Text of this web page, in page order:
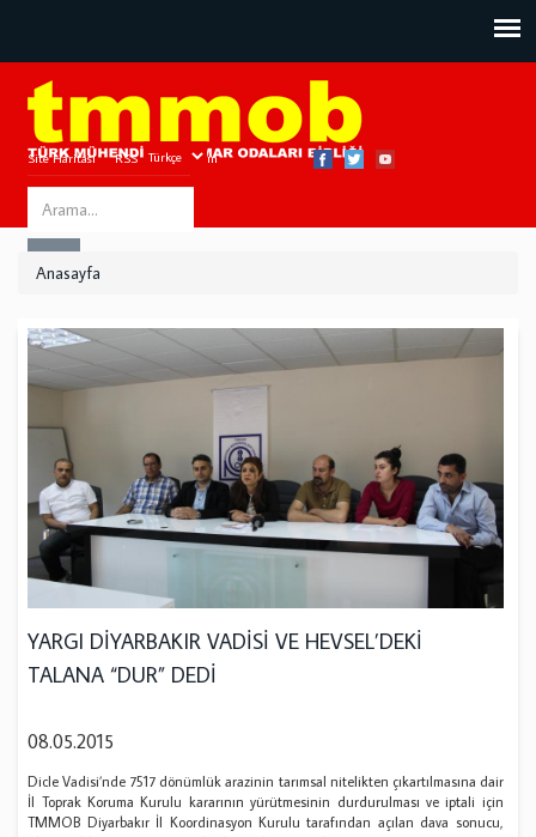
Site Haritası RSS Bize Ulaşın
Search
this
Anasayfa
YARGI DİYARBAKIR VADİSİ VE HEVSEL’DEKİ
TALANA “DUR” DEDİ
08.05.2015
Dicle Vadisi’nde 7517 dönümlük arazinin tarımsal nitelikten çıkartılmasına dair
İl Toprak Koruma Kurulu kararının yürütmesinin durdurulması ve iptali için
TMMOB Diyarbakır İl Koordinasyon Kurulu tarafından açılan dava sonucu,